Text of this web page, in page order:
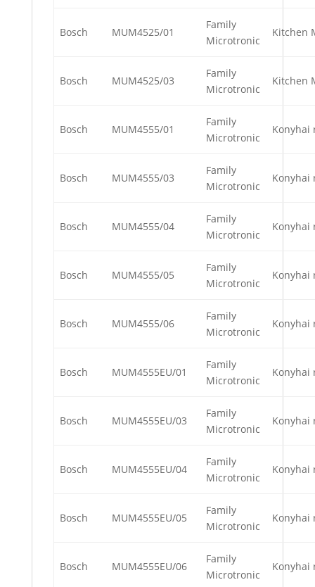
Bosch MUM4525/01
Family
Microtronic
Kitchen
Bosch MUM4525/03
Family
Microtronic
Kitchen
Bosch MUM4555/01
Family
Microtronic
Konyhai
Bosch MUM4555/03
Family
Microtronic
Konyhai
Bosch MUM4555/04
Family
Microtronic
Konyhai
Bosch MUM4555/05
Family
Microtronic
Konyhai
Bosch MUM4555/06
Family
Microtronic
Konyhai
Bosch MUM4555EU/01
Family
Microtronic
Konyhai
Bosch MUM4555EU/03
Family
Microtronic
Konyhai
Bosch MUM4555EU/04
Family
Microtronic
Konyhai
Bosch MUM4555EU/05
Family
Microtronic
Konyhai
Bosch MUM4555EU/06
Family
Microtronic
Konyhai